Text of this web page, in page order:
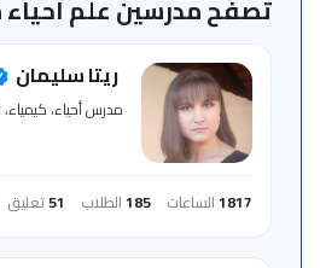
الإرشادي
تصفح مدرسين علم
ريتا سليمان
مدرس أحياء،
1817الساعات 185الطلاب 51تعليق